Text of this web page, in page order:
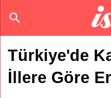
Türkiye'de
İllere Göre